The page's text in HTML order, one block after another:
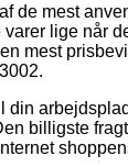
de mest
lige når
mest
din
billigste